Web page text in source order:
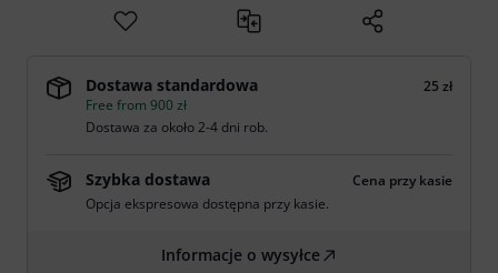
Dostawa standardowa
25 zł
Free from 900 zł
Dostawa za około 2-4 dni rob.
Szybka dostawa
Cena przy kasie
Opcja ekspresowa dostępna przy kasie.
Informacje o wysyłce